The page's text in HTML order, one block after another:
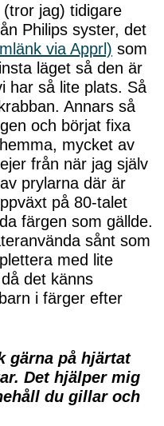
jag) tidigare
Philips syster, det
via Apprl) som
läget så den är
har så lite plats. Så
Annars så
och börjat fixa
mycket av
från när jag själv
prylarna där är
på 80-talet
färgen som gällde.
sånt som
med lite
det känns
i färger efter
gärna på hjärtat
Det hjälper mig
du gillar och